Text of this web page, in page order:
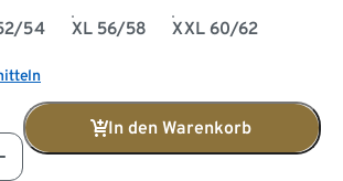
54 XL 56/58 XXL 60/62
In den Warenkorb